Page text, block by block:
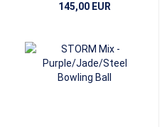
145,00 EUR